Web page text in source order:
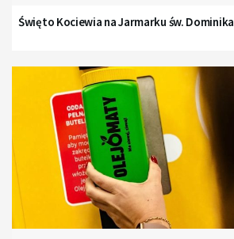
Święto Kociewia na Jarmarku św. Dominika